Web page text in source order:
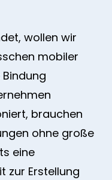
wollen wir
mobiler
brauchen
ohne große
eine
zur Erstellung